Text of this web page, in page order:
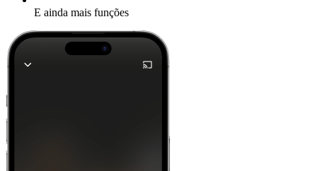
E ainda mais funções